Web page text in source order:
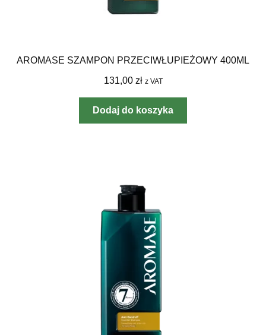
AROMASE SZAMPON PRZECIWŁUPIEŻOWY 400ML
131,00 zł z VAT
Dodaj do koszyka